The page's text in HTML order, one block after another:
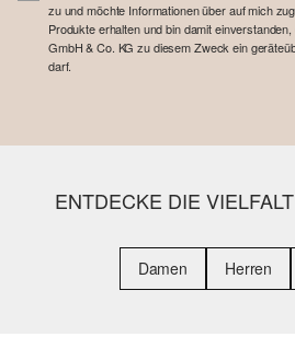
zu und möchte Informationen über auf mich
Produkte erhalten und bin damit
GmbH & Co. KG zu diesem Zweck ein
darf.
ENTDECKE DIE
Damen Herren